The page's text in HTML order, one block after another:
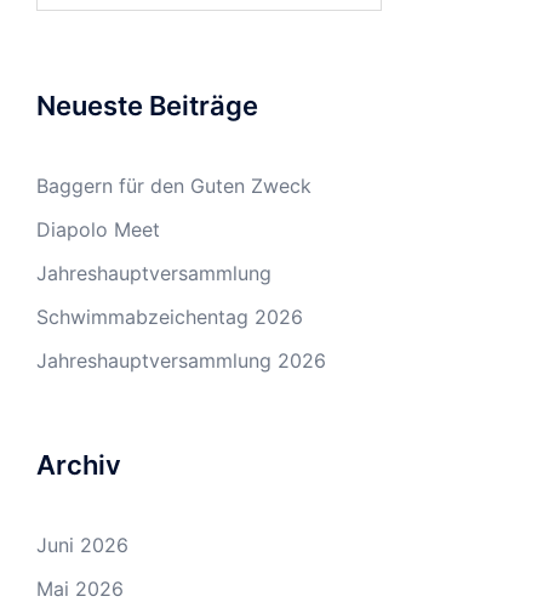
Neueste Beiträge
Baggern für den Guten Zweck
Diapolo Meet
Jahreshauptversammlung
Schwimmabzeichentag 2026
Jahreshauptversammlung 2026
Archiv
Juni 2026
Mai 2026